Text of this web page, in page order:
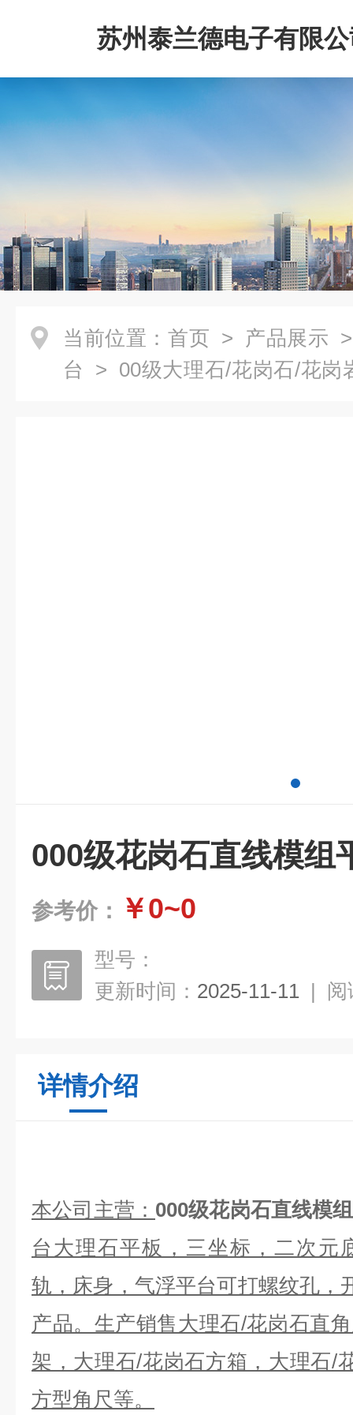
苏州泰兰德电子有限
当前位置： 首页 > 产品展示
台 > 00级大理石/花岗石/花岗
000级花岗石直线模组
参考价： ￥0~0
型号：
更新时间： 2025-11-11 | 阅
详情介绍
本公司主营： 000级花岗石直线模
台大理石平板，三坐标，二次元
轨，床身，气浮平台可打螺纹孔，
产品。生产销售大理石/花岗石直
架，大理石/花岗石方箱，大理石/
方型角尺等。